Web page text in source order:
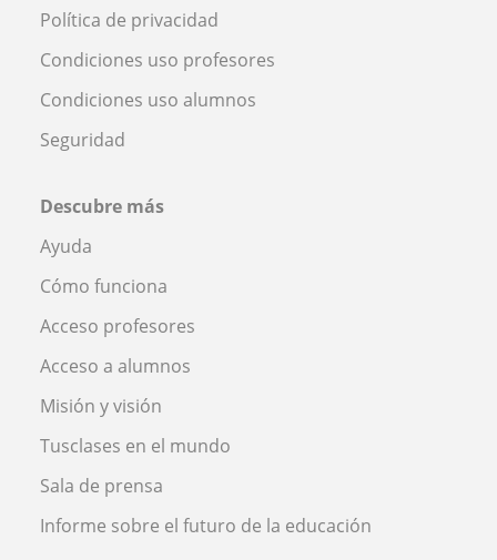
Política de privacidad
Condiciones uso profesores
Condiciones uso alumnos
Seguridad
Descubre más
Ayuda
Cómo funciona
Acceso profesores
Acceso a alumnos
Misión y visión
Tusclases en el mundo
Sala de prensa
Informe sobre el futuro de la educación